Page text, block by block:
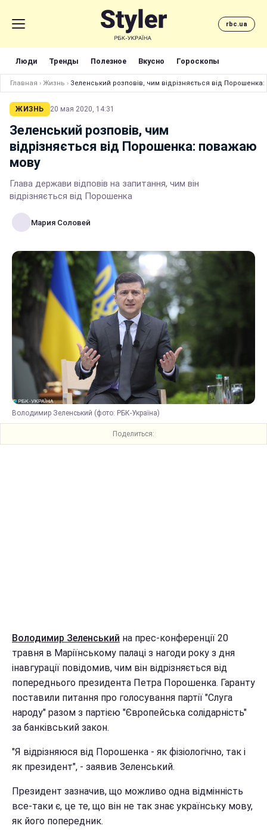
rbc.ua
Люди Тренды Полезное Вкусно Гороскопы
Главная › Жизнь › Зеленський розповів, чим відрізняється від
ЖИЗНЬ 20 мая 2020, 14:31
Зеленський розповів, чим
відрізняється від Порошенка: поважаю
мову
Глава держави відповів на запитання, чим він
відрізняється від Порошенка
Мария Соловей
Володимир Зеленський (фото: РБК-Україна)
Поделиться:
Володимир Зеленський на прес-конференції 20
травня в Маріїнському палаці з нагоди року з дня
інавгурації повідомив, чим він відрізняється від
попереднього президента Петра Порошенка. Гаранту
поставили питання про голосування партії "Слуга
народу" разом з партією "Європейська солідарність"
за банківський закон.
"Я відрізняюся від Порошенка - як фізіологічно, так і
як президент", - заявив Зеленський.
Президент зазначив, що можливо одна відмінність
все-таки є, це те, що він не так знає українську мову,
як його попередник.